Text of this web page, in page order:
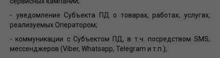
- уведомление Субъекта ПД о товарах, работах, услугах,
реализуемых Оператором;
- коммуникации с Субъектом ПД, в т.ч. посредством SMS,
мессенджеров (Viber, Whatsapp, Telegram и т.п.);